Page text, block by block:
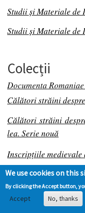
Studii și Materiale de
Studii și Materiale de
Colecții
Documenta
Călători străini
Călători străini
lea. Serie nouă
Inscripțiile medievale
We use cookies on this
By clicking the Accept button,
Accept
No, thanks